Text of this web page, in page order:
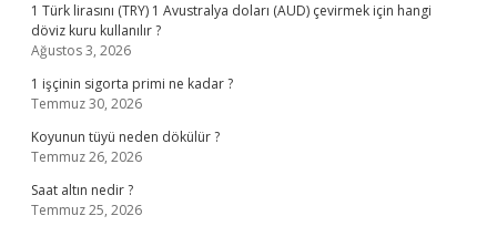
1 Türk lirasını (TRY) 1 Avustralya doları (AUD) çevirmek için hangi
döviz kuru kullanılır ?
Ağustos 3, 2026
1 işçinin sigorta primi ne kadar ?
Temmuz 30, 2026
Koyunun tüyü neden dökülür ?
Temmuz 26, 2026
Saat altın nedir ?
Temmuz 25, 2026